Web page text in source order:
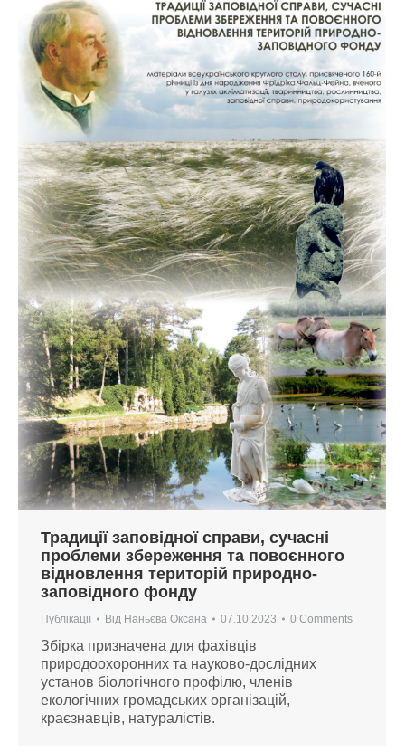
Традиції заповідної справи, сучасні
проблеми збереження та повоєнного
відновлення територій природно-
заповідного фонду
Публікації Від Наньєва Оксана 07.10.2023 0 Comments
Збірка призначена для фахівців
природоохоронних та науково-дослідних
установ біологічного профілю, членів
екологічних громадських організацій,
краєзнавців, натуралістів.